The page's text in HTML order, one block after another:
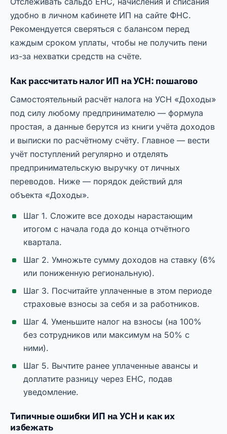
удобно в личном кабинете ИП на сайте ФНС.
Рекомендуется сверяться с балансом перед
каждым сроком уплаты, чтобы не получить пени
из-за нехватки средств на счёте.
Как рассчитать налог ИП на УСН: пошагово
Самостоятельный расчёт налога на УСН «Доходы»
под силу любому предпринимателю — формула
простая, а данные берутся из книги учёта доходов
и выписки по расчётному счёту. Главное — вести
учёт поступлений регулярно и отделять
предпринимательскую выручку от личных
переводов. Ниже — порядок действий для
объекта «Доходы».
Шаг 1. Сложите все доходы нарастающим
итогом с начала года до конца отчётного
квартала.
Шаг 2. Умножьте сумму доходов на ставку (6%
или пониженную региональную).
Шаг 3. Посчитайте уплаченные в этом периоде
страховые взносы за себя и за работников.
Шаг 4. Уменьшите налог на взносы (на 100%
без сотрудников или максимум на 50% с
ними).
Шаг 5. Вычтите ранее уплаченные авансы и
доплатите разницу через ЕНС, подав
уведомление.
Типичные ошибки ИП на УСН и как их
избежать